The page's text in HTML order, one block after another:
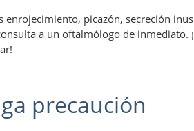
enrojecimiento, picazón, secreción
a un oftalmólogo de inmediato.
precaución